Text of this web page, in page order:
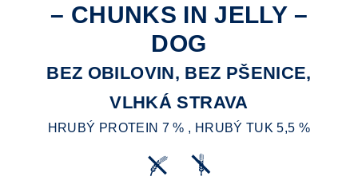
– CHUNKS IN JELLY –
DOG
BEZ OBILOVIN, BEZ PŠENICE,
VLHKÁ STRAVA
HRUBÝ PROTEIN 7 % , HRUBÝ TUK 5,5 %